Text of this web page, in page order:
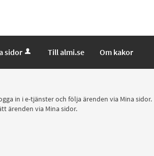
sidor Till almi.se Om kakor
in i e-tjänster och följa ärenden via Mina
ärenden via Mina sidor.